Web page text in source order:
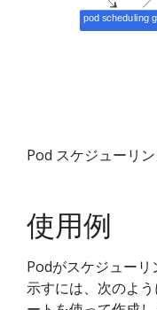
Pod スケジューリ
使用例
Podがスケジュー
示すには、次のよ